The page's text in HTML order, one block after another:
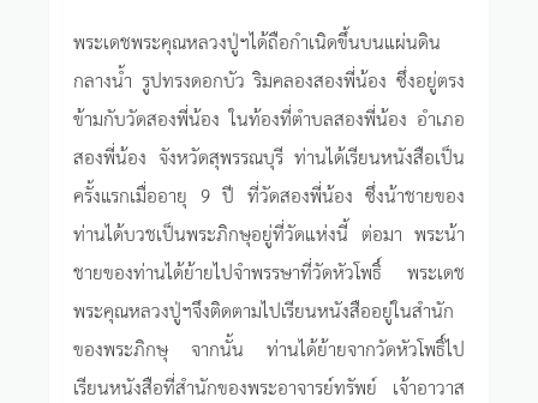
พระเดชพระคุณหลวงปู่ฯได้ถือกำเนิดขึ้นบนแผ่นดิน
กลางน้ำ รูปทรงดอกบัว ริมคลองสองพี่น้อง ซึ่งอยู่ตรง
ข้ามกับวัดสองพี่น้อง ในท้องที่ตำบลสองพี่น้อง อำเภอ
สองพี่น้อง จังหวัดสุพรรณบุรี ท่านได้เรียนหนังสือเป็น
ครั้งแรกเมื่ออายุ 9 ปี ที่วัดสองพี่น้อง ซึ่งน้าชายของ
ท่านได้บวชเป็นพระภิกษุอยู่ที่วัดแห่งนี้ ต่อมา พระน้า
ชายของท่านได้ย้ายไปจำพรรษาที่วัดหัวโพธิ์ พระเดช
พระคุณหลวงปู่ฯจึงติดตามไปเรียนหนังสืออยู่ในสำนัก
ของพระภิกษุ จากนั้น ท่านได้ย้ายจากวัดหัวโพธิ์ไป
เรียนหนังสือที่สำนักของพระอาจารย์ทรัพย์ เจ้าอาวาส